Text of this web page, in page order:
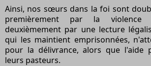
Ainsi, nos sœurs dans la foi sont
premièrement par la violence
deuxièmement par une lecture
qui les maintient emprisonnées,
pour la délivrance, alors que l'aide
leurs pasteurs.